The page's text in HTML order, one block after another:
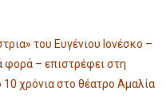
του Ευγένιου Ιονέσκο –
φορά – επιστρέφει στη
χρόνια στο θέατρο Αμαλία